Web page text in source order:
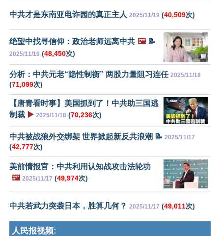
中共才是东南亚电诈园的真正主人 2025/11/19 (40,509次)
绝望中找寻信仰：政治老师远离中共 🖼️📝
2025/11/19 (48,450次)
分析：中共元老“隐性制衡” 两股力量阻习连任 2025/11/18
(71,099次)
【唐青看时事】美国抓到了！中共助三国逃
制裁 ▶️ 2025/11/18 (70,236次)
中共被战狼外交绑架 世界掀起新反共浪潮 📝 2025/11/17
(42,777次)
美前情报官：中共利用认知战攻击法轮功
🖼️ 2025/11/17 (49,974次)
中共若武力突袭日本，胜算几何？ 2025/11/17 (49,011次)
人民报视频: